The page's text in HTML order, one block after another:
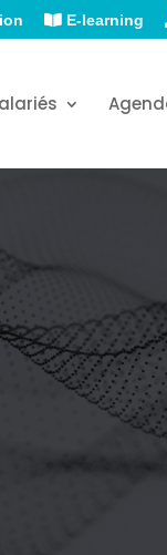
E-learning